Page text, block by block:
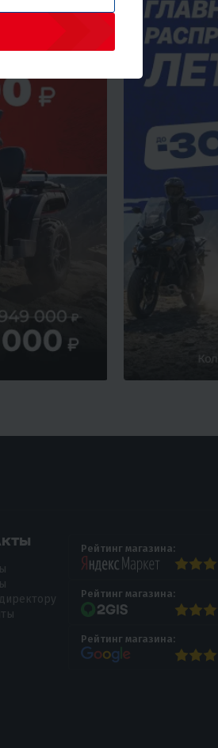
Рейтинг магазина:
Рейтинг магазина:
Рейтинг магазина: